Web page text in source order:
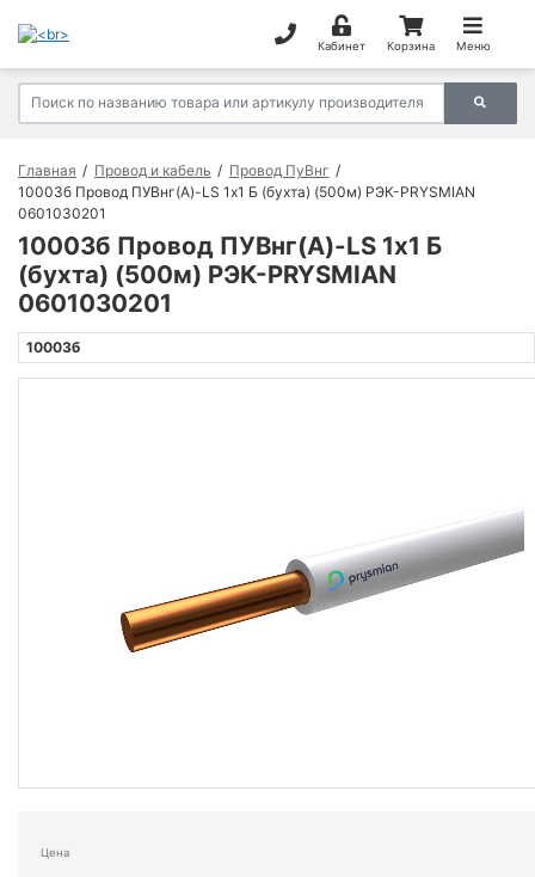
Кабинет Корзина Меню
Главная Провод и кабель
Провод ПуВнг
10003б Провод ПУВнг(А)-LS 1х1 Б (бухта) (500м) РЭК-PRYSMIAN
0601030201
10003б Провод ПУВнг(А)-LS 1х1 Б
(бухта) (500м) РЭК-PRYSMIAN
0601030201
10003б
Цена